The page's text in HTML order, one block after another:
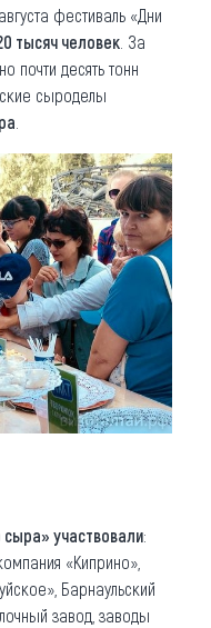
фестиваль «Дни
тысяч человек . За
почти десять тонн
сыроделы
участвовали:
«Киприно»,
Барнаульский
завод, заводы